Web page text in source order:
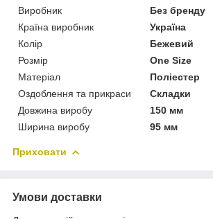
Виробник
Без бренду
Країна виробник
Україна
Колір
Бежевий
Розмір
One Size
Матеріал
Поліестер
Оздоблення та прикраси
Складки
Довжина виробу
150 мм
Ширина виробу
95 мм
Приховати
Умови доставки